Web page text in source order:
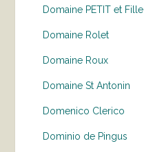
Domaine PETIT et Fille
Domaine Rolet
Domaine Roux
Domaine St Antonin
Domenico Clerico
Dominio de Pingus